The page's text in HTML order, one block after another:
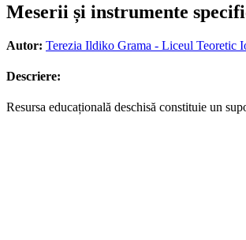
Meserii și instrumente
Autor: Terezia Ildiko Grama - Liceul Teoretic
Descriere:
Resursa educațională deschisă constituie un